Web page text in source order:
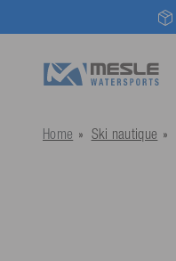
Home Ski nautique